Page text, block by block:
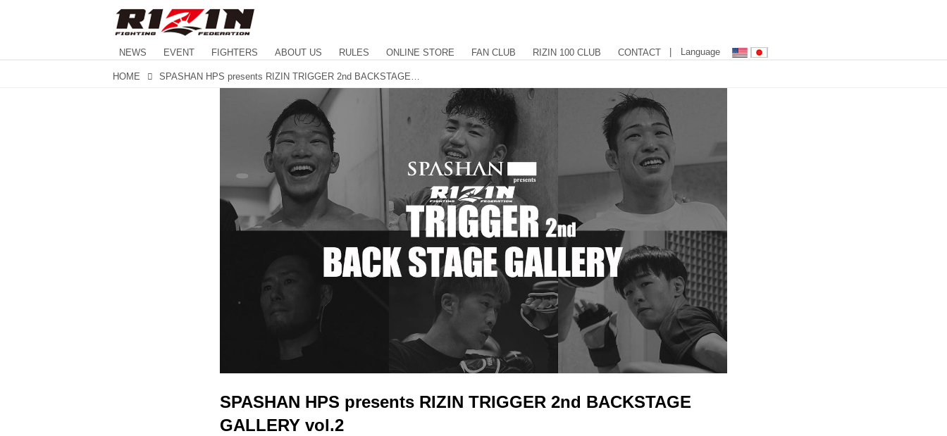
NEWS EVENT FIGHTERS ABOUT US RULES ONLINE STORE FAN CLUB RIZIN 100 CLUB CONTACT | Language
HOME
SPASHAN HPS presents RIZIN TRIGGER 2nd BACKSTAGE
GALLERY vol.2